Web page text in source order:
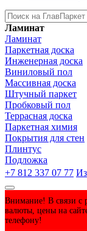
Ламинат
Ламинат
Паркетная доска
Инженерная доска
Виниловый пол
Массивная доска
Штучный паркет
Пробковый пол
Террасная доска
Паркетная химия
Покрытия для стен
Плинтус
Подложка
+7 812 337 07 77
Внимание! В связи с
валюты, цены на
телефону!